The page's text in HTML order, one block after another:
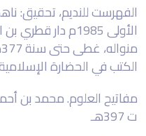
الفهرست للنديم، تحقيق:
الأولى 1985م دار قطري بن الفجاءة.
الكتب في الحضارة
مفاتيح العلوم. محمد بن
ت 397هـ